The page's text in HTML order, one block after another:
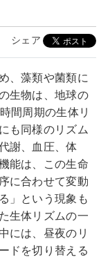
シェア
、藻類や菌類に
生物は、地球の
間周期の生体リ
も同様のリズム
謝、血圧、体
能は、この生命
に合わせて変動
」という現象も
生体リズムの一
には、昼夜のリ
ドを切り替える